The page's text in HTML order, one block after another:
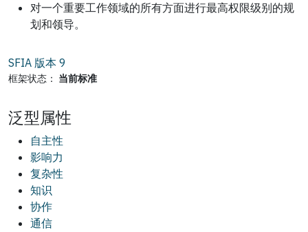
对一个重要工作领域的所有方面进行最高权限级别的规
划和领导。
SFIA 版本 9
框架状态： 当前标准
泛型属性
自主性
影响力
复杂性
知识
协作
通信